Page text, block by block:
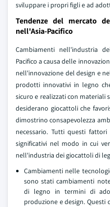
sviluppare i propri figli e ad
Tendenze del mercato
nell'Asia-Pacifico
Cambiamenti nell'industria
Pacifico a causa delle
nell'innovazione del design e
prodotti innovativi in legno
sicuro e realizzati con
desiderano giocattoli che
dimostrino consapevolezza
necessario. Tutti questi
significativi nel modo in cui
nell'industria dei giocattoli di
Cambiamenti nelle
sono stati cambiamenti
di legno in termini di
produzione e design.